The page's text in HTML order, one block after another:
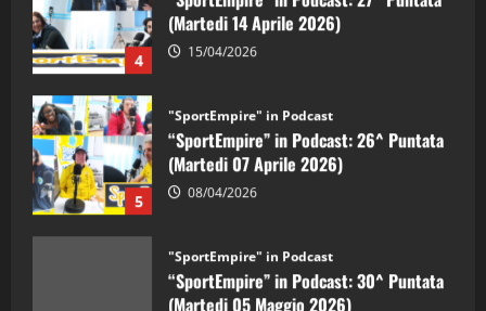
4
(Martedi 14 Aprile 2026)
5
“SportEmpire” in Podcast: 26^ Puntata
(Martedi 07 Aprile 2026)
“SportEmpire” in Podcast: 30^ Puntata
(Martedi 05 Maggio 2026)